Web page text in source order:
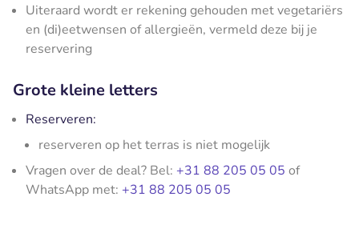
Uiteraard wordt er rekening gehouden met vegetariërs
en (di)eetwensen of allergieën, vermeld deze bij je
reservering
Grote kleine letters
Reserveren:
reserveren op het terras is niet mogelijk
Vragen over de deal? Bel: +31 88 205 05 05 of
WhatsApp met: +31 88 205 05 05